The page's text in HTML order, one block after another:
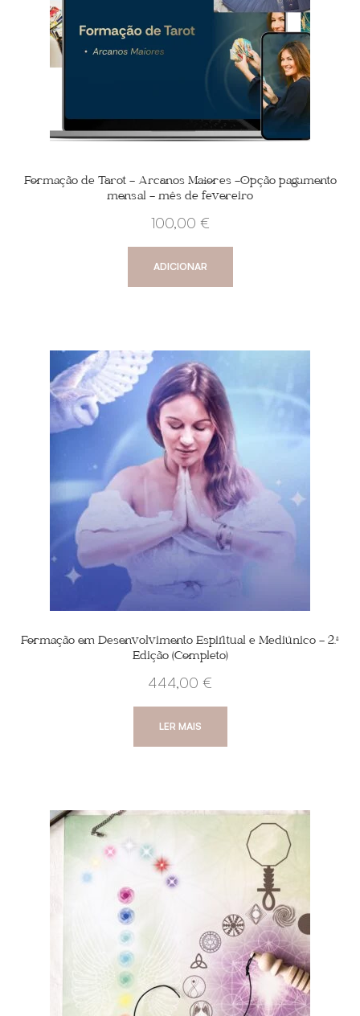
Formação de Tarot – Arcanos Maiores -Opção pagamento
mensal – mês de fevereiro
100,00 €
ADICIONAR
Formação em Desenvolvimento Espiritual e Mediúnico – 2.ª
Edição (Completo)
444,00 €
LER MAIS